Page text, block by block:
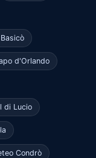
d'Orlando
di Lucio
Condrò